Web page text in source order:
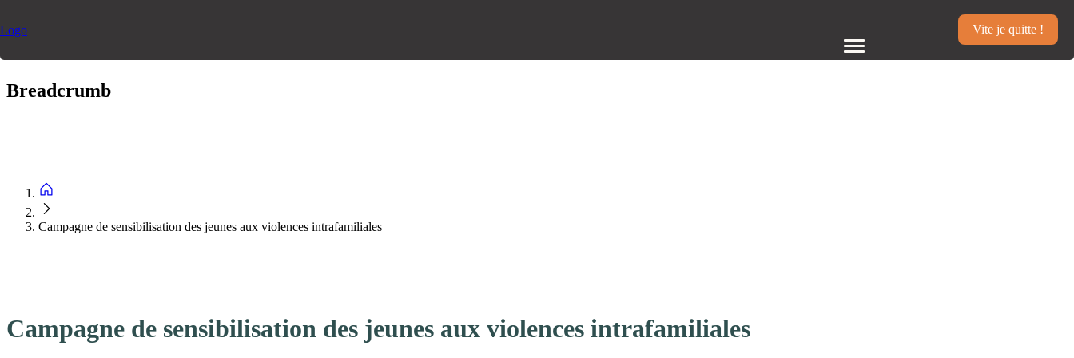
Aller
au
navigation
Vite je quitte !
Breadcrumb
Campagne de sensibilisation des jeunes aux violences intrafamiliales
Campagne de sensibilisation des jeunes aux violences intrafamiliales